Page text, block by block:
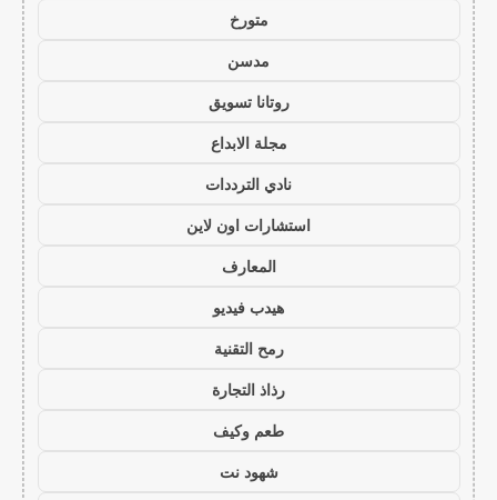
متورخ
مدسن
روتانا تسويق
مجلة الابداع
نادي الترددات
استشارات اون لاين
المعارف
هيدب فيديو
رمح التقنية
رذاذ التجارة
طعم وكيف
شهود نت